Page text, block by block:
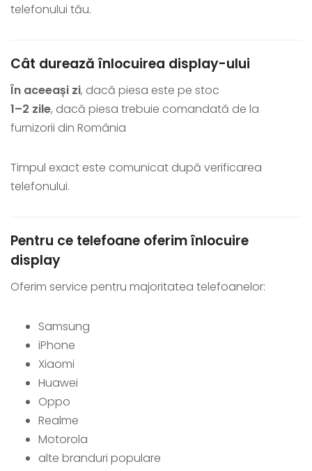
telefonului tău.
Cât durează înlocuirea display-ului
În aceeași zi, dacă piesa este pe stoc
1–2 zile, dacă piesa trebuie comandată de la
furnizorii din România
Timpul exact este comunicat după verificarea
telefonului.
Pentru ce telefoane oferim înlocuire
display
Oferim service pentru majoritatea telefoanelor:
Samsung
iPhone
Xiaomi
Huawei
Oppo
Realme
Motorola
alte branduri populare